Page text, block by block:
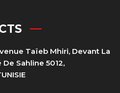
Taïeb Mhiri, Devant La
Sahline 5012,